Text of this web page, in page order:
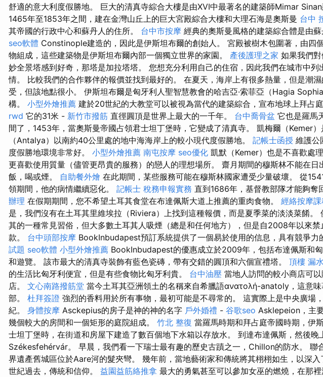
舒適的意大利度假勝地。 巨大的清真寺綜合大樓是由XVI中最著名的建築師Mimar
1465年至1853年之間，建在金灣山丘上的巨大宮殿綜合大樓和大理石海是奧斯曼 台中
其帝國的行政中心和蘇丹人的住所。 台中市按摩 經典的奧斯曼風格的建築綜合體是由
seo軟體 Constinople建造的，因此是伊斯坦布爾的創始人。 宮殿被樹木包圍著，由四
物組成，這些建築物是伊斯坦布爾內部一個獨立世界的家園。 產後護理之家 如果我們
妙全景塔感到好奇，那塔是加拉塔塔。 您想充分利用自己的住宿，因此我們在城市中列
情。 比較我們的合作夥伴的報價並找到最好的。 在夏天，海岸上有很多熱量，但是潮
受，但該地點很小。 伊斯坦布爾是匈牙利人聖智慧教會的哈吉亞·索菲亞（Hagia
構。 小型外燴推薦 建於20世紀的大教堂可以被視為當代的建築綜合，宣布地球上拜占庭
rwd 它的31米 - 新竹市撥筋 直徑圓頂是世界上最大的一千年。 台中喬骨盆 它也是羅馬
間了，1453年，當奧斯曼帝國占領君士坦丁堡時，它變成了清真寺。 凱梅爾（Kemer
（Antalya）以南約40公里處的地中海海岸上的較小現代度假勝地。 記帳士函授 維護公
度假勝地環境非常好。 小型外燴推薦 南屯按摩 seo優化 凱默（Kemer）也是不喜歡處
更喜歡使用質量（儘管更昂貴的服務）的戀人的理想場所。 齋月期間的穆斯林不能在日
飯，喝或煙。 自助餐外燴 在此期間，某些服務可能在穆斯林國家遭受少量破壞。 從
領期間，他的病情繼續惡化。 記帳士 稅務申報實務 直到1686年，基督教部隊才能夠奪
辦理 在假期期間，您不希望土耳其食堂在布達佩斯大道上推薦的重肉食物。 經絡按摩
是，我們沒有在土耳其里維埃拉（Riviera）上找到這種報價，而是夏季菜的淡淡菜餚。
其的一種常見習俗，但大多數土耳其人吸煙（總是和任何地方），但是自2008年以來禁
款。 台中頭部按摩 BookInbudapest預訂系統提供了一個易於使用的信息，具有競爭力
試題 seo軟體 小型外燴推薦 BookInbudapest的優惠成立於2009年，包括布達佩斯和
和遊覽。 該市最大的清真寺裝飾有藍色瓷磚，帶有交錯的圓頂和六個宣禮塔。 頂樓 漏水
的生活比匈牙利便宜，但是有些食物比匈牙利貴。 台中油壓 當地人訪問的較小商店可
店。 文心南路撥筋堂 當今土耳其亞洲領土的名稱來自希臘語ανατολή-anatoly，這意
部。 杜拜簽證 強烈的香料用於所有事物，最初可能是不尋常的。 這實際上是中央廣場
紀。 身體按摩 Asckepius的房子是神的神的名字 戶外婚禮 - 谷歌seo Asklepeion，主
幾個較大的房間和一個矩形的庭院組成。 竹北 整復 當羅馬時期和拜占庭帝國時期，伊
士坦丁堡時，在街道和房屋下建造了數百個地下水箱以存放水。 到達布達佩斯，然後晚
Székesfehérvár。 早晨，我們看一下瑞士最有趣的歷史古蹟之一，Chillon的防水。 聯
界遺產舊城區位於Aare河的髮夾彎。 幾年前，當地藝術家和傳統將其栩栩如生，以深入
世紀過去，傳統和信仰。 益園益筋絡推拿 最大的勇氣甚至可以參加女巫的燃燒，在那